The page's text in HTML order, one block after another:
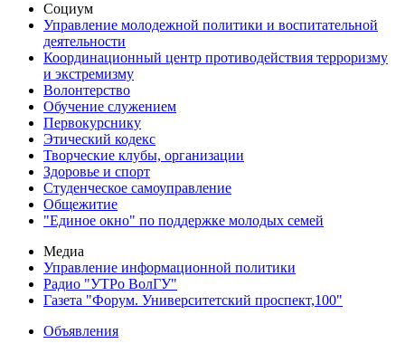
Социум
Управление молодежной политики и воспитательной
деятельности
Координационный центр противодействия терроризму
и экстремизму
Волонтерство
Обучение служением
Первокурснику
Этический кодекс
Творческие клубы, организации
Здоровье и спорт
Студенческое самоуправление
Общежитие
"Единое окно" по поддержке молодых семей
Медиа
Управление информационной политики
Радио "УТРо ВолГУ"
Газета "Форум. Университетский проспект,100"
Объявления